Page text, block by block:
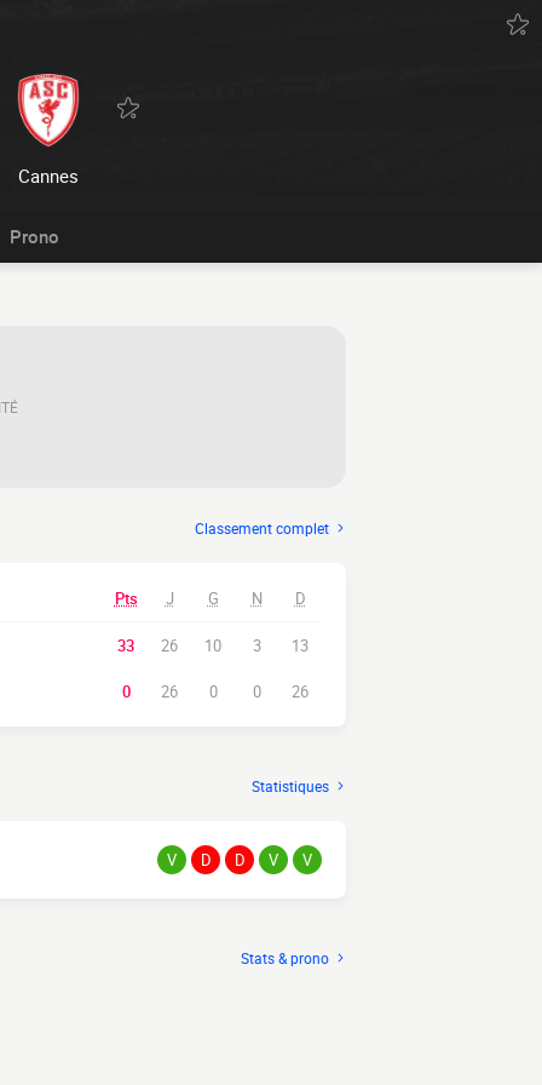
Cannes
Prono
Classement complet
Pts J G N D
33 26 10 3 13
0 26 0 0 26
Statistiques
V D D V V
Stats & prono